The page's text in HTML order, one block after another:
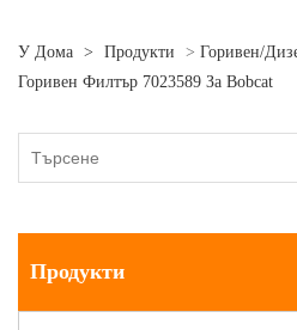
У Дома > Продукти > Горивен/
Горивен Филтър 7023589 За Bobcat
Продукти